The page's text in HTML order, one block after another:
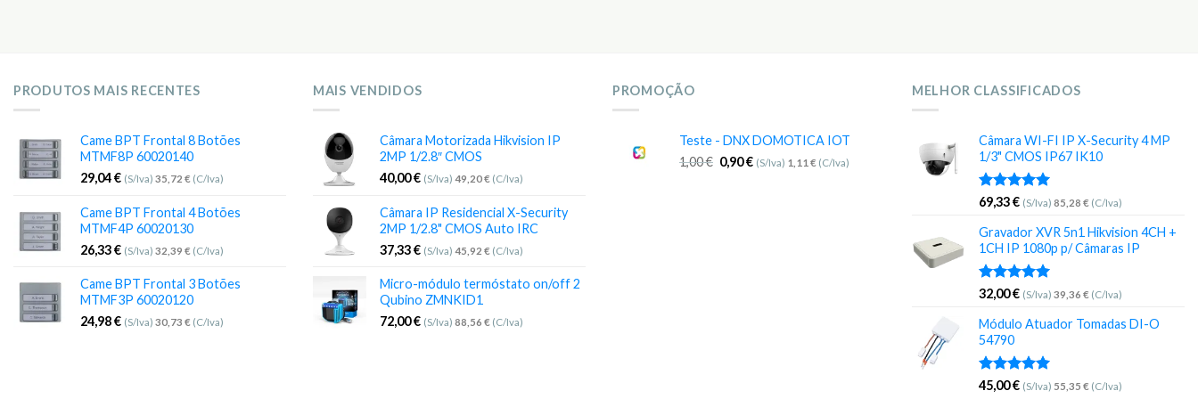
PRODUTOS MAIS RECENTES
Came BPT Frontal 8 Botões
MTMF8P 60020140
29,04€ (S/Iva) 35,72 € (C/Iva)
Came BPT Frontal 4 Botões
MTMF4P 60020130
26,33€ (S/Iva) 32,39 € (C/Iva)
Came BPT Frontal 3 Botões
MTMF3P 60020120
24,98€ (S/Iva) 30,73 € (C/Iva)
MAIS VENDIDOS
Câmara Motorizada Hikvision IP
2MP 1/2.8″ CMOS
40,00€ (S/Iva) 49,20€ (C/Iva)
Câmara IP Residencial X-Security
2MP 1/2.8" CMOS Auto IRC
37,33€ (S/Iva) 45,92 € (C/Iva)
Micro-módulo termóstato on/off 2
Qubino ZMNKID1
72,00€ (S/Iva) 88,56 € (C/Iva)
PROMOÇÃO
Teste - DNX DOMOTICA IOT
1,00€ 0,90€ (S/Iva) 1,11€ (C/Iva)
MELHOR CLASSIFICADOS
Câmara WI-FI IP X-Security 4 MP
1/3" CMOS IP67 IK10
Avaliação
69,33€ (S/Iva) 85,28 € (C/Iva)
Gravador XVR 5n1 Hikvision 4CH +
1CH IP 1080p p/ Câmaras IP
Avaliação
32,00€ (S/Iva) 39,36 € (C/Iva)
Módulo Atuador Tomadas DI-O
54790
Avaliação
45,00€ (S/Iva) 55,35 € (C/Iva)